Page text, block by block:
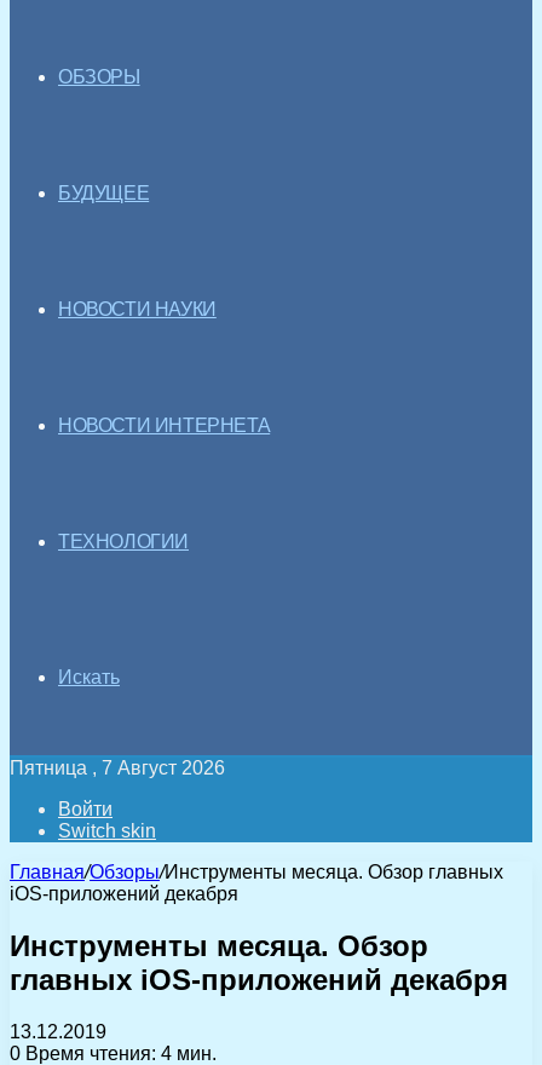
ОБЗОРЫ
БУДУЩЕЕ
НОВОСТИ НАУКИ
НОВОСТИ ИНТЕРНЕТА
ТЕХНОЛОГИИ
Искать
Пятница , 7 Август 2026
Войти
Switch skin
Главная/Обзоры/Инструменты месяца. Обзор главных
iOS-приложений декабря
Инструменты месяца. Обзор
главных iOS-приложений декабря
13.12.2019
0 Время чтения: 4 мин.